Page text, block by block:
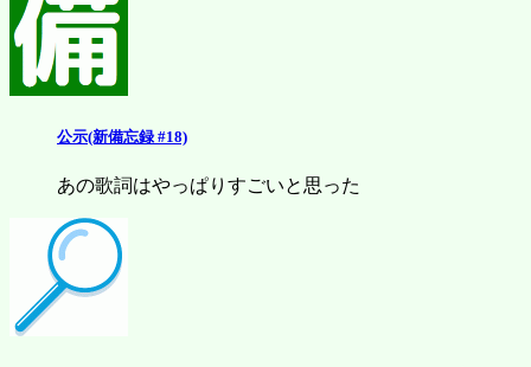
公示(新備忘録 #18)
あの歌詞はやっぱりすごいと思った